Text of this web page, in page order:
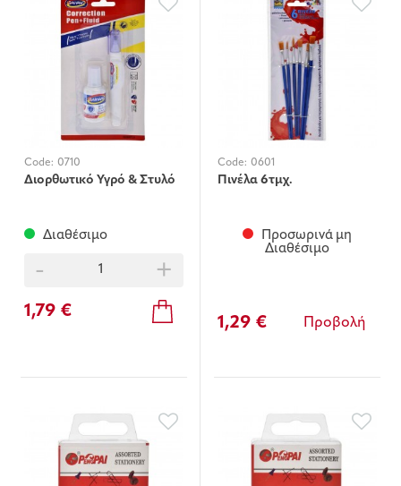
Code: 0710
Διορθωτικό Υγρό & Στυλό
Διαθέσιμο
- +
1,79 €
Code: 0601
Πινέλα 6τμχ.
Προσωρινά μη
Διαθέσιμο
1,29 € Προβολή